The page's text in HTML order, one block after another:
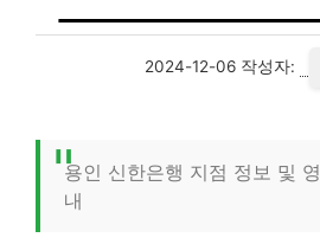
2024-12-06 작성자:
용인 신한은행 지점 정보 및
내